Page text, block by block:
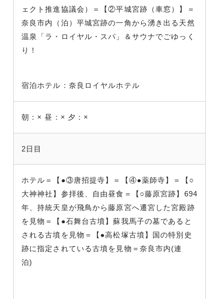
ェクト推進協議会）＝【②平城宮跡（車窓）】＝
奈良市内（泊）平城宮跡の一角から湧き出る天然
温泉「ラ・ロイヤル・スパ」＆サウナでごゆっく
り！
宿泊ホテル：奈良ロイヤルホテル
朝：× 昼：× 夕：×
2日目
ホテル＝【●③唐招提寺】＝【④●薬師寺】＝【○
大神神社】参拝後、自由昼食＝【○藤原宮跡】694
年、持統天皇が飛鳥から藤原宮へ遷宮した宮殿跡
を見物＝【●石舞台古墳】蘇我馬子の墓であると
される古墳を見物＝【●高松塚古墳】国の特別史
跡に指定されている古墳を見物＝奈良市内(連
泊)